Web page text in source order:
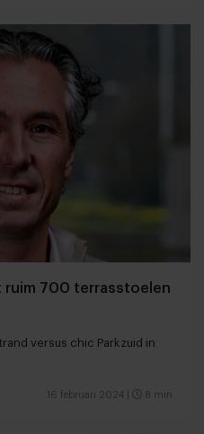
ruim 700 terrasstoelen
versus chic Parkzuid in
16 februari 2024 8 min